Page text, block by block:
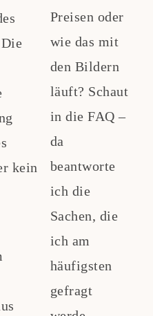
kein
Preisen oder
wie das mit
den Bildern
läuft? Schaut
in die FAQ –
da
beantworte
ich die
Sachen, die
ich am
häufigsten
gefragt